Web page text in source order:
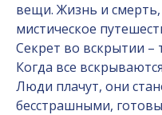
вещи. Жизнь и
мистическое
Секрет во вскрытии –
Когда все
Люди плачут, они
бесстрашными,